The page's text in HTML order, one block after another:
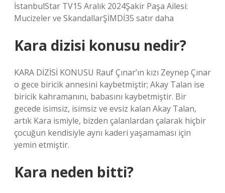
İstanbulStar TV15 Aralık 2024Şakir Paşa Ailesi:
Mucizeler ve SkandallarŞİMDİ35 satır daha
Kara dizisi konusu nedir?
KARA DİZİSİ KONUSU Rauf Çınar’ın kızı Zeynep Çınar
o gece biricik annesini kaybetmiştir; Akay Talan ise
biricik kahramanını, babasını kaybetmiştir. Bir
gecede isimsiz, isimsiz ve evsiz kalan Akay Talan,
artık Kara ismiyle, bizden çalanlardan çalarak hiçbir
çocuğun kendisiyle aynı kaderi yaşamaması için
yemin etmiştir.
Kara neden bitti?